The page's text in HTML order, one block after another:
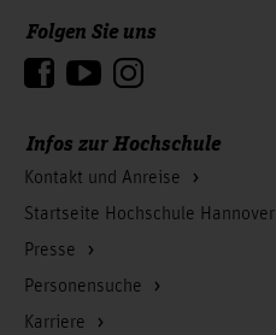
Infos zur Hochschule
Kontakt und Anreise
Startseite Hochschule Hannover
Presse
Personensuche
Karriere
Folgen Sie uns